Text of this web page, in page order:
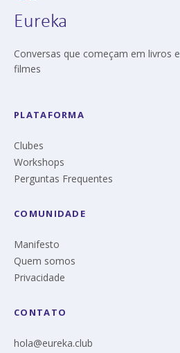
Eureka
Conversas que começam em livros e
filmes
PLATAFORMA
Clubes
Workshops
Perguntas Frequentes
COMUNIDADE
Manifesto
Quem somos
Privacidade
CONTATO
hola@eureka.club